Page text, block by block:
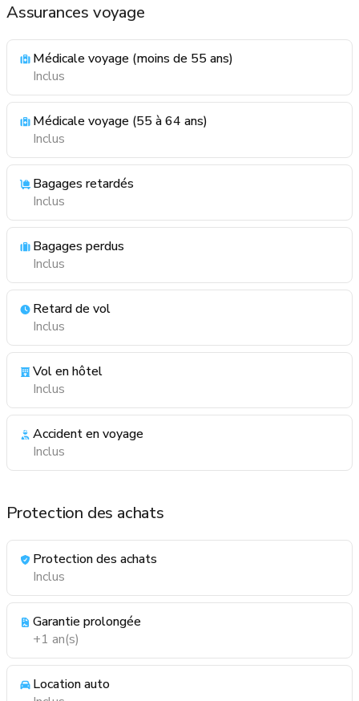
Assurances voyage
Médicale voyage (moins de 55 ans)
Inclus
Médicale voyage (55 à 64 ans)
Inclus
Bagages retardés
Inclus
Bagages perdus
Inclus
Retard de vol
Inclus
Vol en hôtel
Inclus
Accident en voyage
Inclus
Protection des achats
Protection des achats
Inclus
Garantie prolongée
+1 an(s)
Location auto